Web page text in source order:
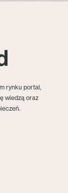
rynku portal,
wiedzą oraz